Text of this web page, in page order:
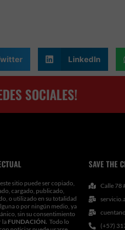
LinkedIn
SOCIALES!
sitio puede ser copiado,
cargado, publicado,
o utilizado en su totalidad
o por ningún medio, ya
sin su consentimiento
la FUNDACIÓN. Todo lo
SAVE THE
Calle 78
(+57)